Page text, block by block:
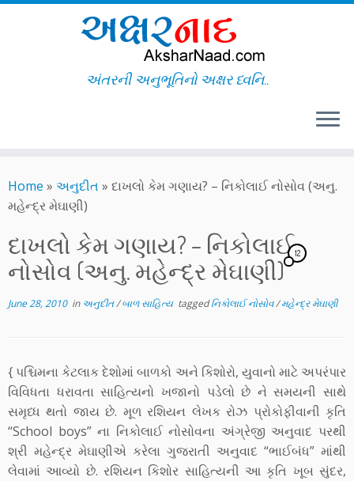
to
content
અંતરની અનુભૂતિનો અક્ષર ધ્વનિ..
Home » અનુદીત » દાખલો કેમ ગણાય? – નિકોલાઈ નોસોવ (અનુ.
મહેન્દ્ર મેઘાણી)
દાખલો કેમ ગણાય? – નિકોલાઈ
નોસોવ (અનુ. મહેન્દ્ર મેઘાણી)
12
June 28, 2010in અનુદીત/બાળ સાહિત્ય taggedનિકોલાઈ નોસોવ/મહેન્દ્ર મેઘાણી
{ પશ્ચિમના કેટલાક દેશોમાં બાળકો અને કિશોરો, યુવાનો માટે અપરંપાર
વિવિધતા ધરાવતા સાહિત્યનો ખજાનો પડેલો છે ને સમયની સાથે
સમૃધ્ધ થતો જાય છે. મૂળ રશિયન લેખક રોઝ પ્રોકોફીવાની કૃતિ
“School boys” ના નિકોલાઈ નોસોવના અંગ્રેજી અનુવાદ પરથી
શ્રી મહેન્દ્ર મેઘાણીએ કરેલા ગુજરાતી અનુવાદ “ભાઈબંધ” માંથી
લેવામાં આવ્યો છે. રશિયન કિશોર સાહિત્યની આ કૃતિ ખૂબ સુંદર,